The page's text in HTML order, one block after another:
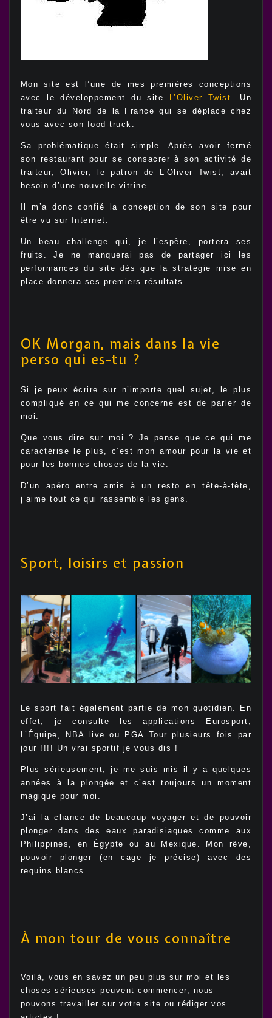
Mon site est l’une de mes premières conceptions
avec le développement du site
L’Oliver Twist . Un
traiteur du Nord de la France qui se déplace chez
vous avec son food-truck.
Sa problématique était simple. Après avoir fermé
son restaurant pour se consacrer à son activité de
traiteur, Olivier, le patron de L’Oliver Twist, avait
besoin d’une nouvelle vitrine.
Il m’a donc confié la conception de son site pour
être vu sur Internet.
Un beau challenge qui, je l’espère, portera ses
fruits. Je ne manquerai pas de partager ici les
performances du site dès que la stratégie mise en
place donnera ses premiers résultats.
OK Morgan, mais dans la vie
perso qui es-tu ?
Si je peux écrire sur n’importe quel sujet, le plus
compliqué en ce qui me concerne est de parler de
moi.
Que vous dire sur moi ? Je pense que ce qui me
caractérise le plus, c’est mon amour pour la vie et
pour les bonnes choses de la vie.
D’un apéro entre amis à un resto en tête-à-tête,
j’aime tout ce qui rassemble les gens.
Sport, loisirs et passion
Le sport fait également partie de mon quotidien. En
effet, je consulte les applications Eurosport,
L’Équipe, NBA live ou PGA Tour plusieurs fois par
jour !!!! Un vrai sportif je vous dis !
Plus sérieusement, je me suis mis il y a quelques
années à la plongée et c’est toujours un moment
magique pour moi.
J’ai la chance de beaucoup voyager et de pouvoir
plonger dans des eaux paradisiaques comme aux
Philippines, en Égypte ou au Mexique. Mon rêve,
pouvoir plonger (en cage je précise) avec des
requins blancs.
À mon tour de vous connaître
Voilà, vous en savez un peu plus sur moi et les
choses sérieuses peuvent commencer, nous
pouvons travailler sur votre site ou rédiger vos